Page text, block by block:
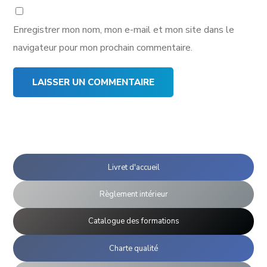
Enregistrer mon nom, mon e-mail et mon site dans le
navigateur pour mon prochain commentaire.
Livret d'accueil
Règlement intérieur
Catalogue des formations
Charte qualité